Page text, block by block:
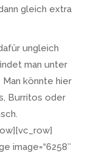
gleich extra
ungleich
man unter
könnte hier
Burritos oder
image=“6258″